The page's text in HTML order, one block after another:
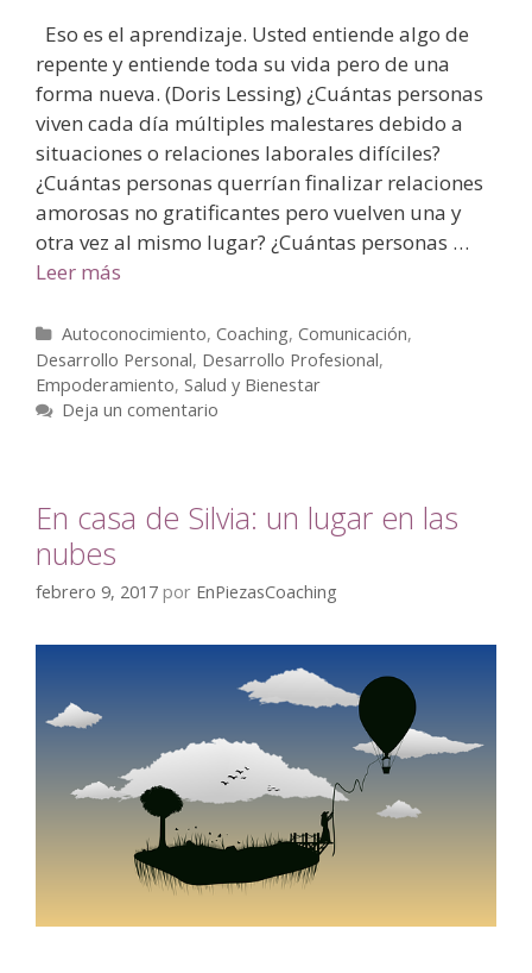
Eso es el aprendizaje. Usted entiende algo de
repente y entiende toda su vida pero de una
forma nueva. (Doris Lessing) ¿Cuántas personas
viven cada día múltiples malestares debido a
situaciones o relaciones laborales difíciles?
¿Cuántas personas querrían finalizar relaciones
amorosas no gratificantes pero vuelven una y
otra vez al mismo lugar? ¿Cuántas personas …
Leer más
Autoconocimiento, Coaching, Comunicación,
Desarrollo Personal, Desarrollo Profesional,
Empoderamiento, Salud y Bienestar
Deja un comentario
En casa de Silvia: un lugar en las
nubes
febrero 9, 2017 por EnPiezasCoaching